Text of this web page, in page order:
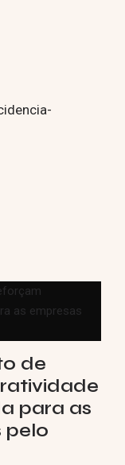
de
para as
pelo